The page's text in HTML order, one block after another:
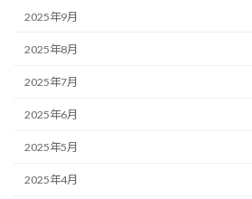
2025年9月
2025年8月
2025年7月
2025年6月
2025年5月
2025年4月